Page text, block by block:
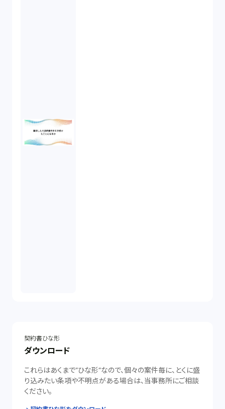
契約書ひな形
ダウンロード
これらはあくまで”ひな形”なので、個々の案件毎に、とくに盛
り込みたい条項や不明点がある場合は、当事務所にご相談
ください。